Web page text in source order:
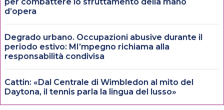
d’opera
Degrado urbano. Occupazioni abusive durante il
periodo estivo: MI’mpegno richiama alla
responsabilità condivisa
Cattin: «Dal Centrale di Wimbledon al mito del
Daytona, il tennis parla la lingua del lusso»